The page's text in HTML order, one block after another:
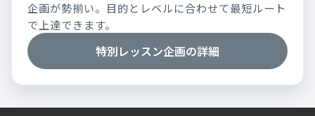
企画が勢揃い。目的とレベルに合わせて最短ルート
で上達できます。
特別レッスン企画の詳細